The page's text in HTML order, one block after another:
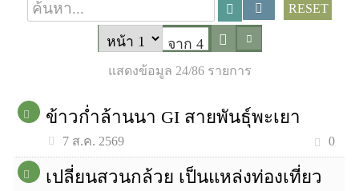
RESET
จาก 4
แสดงข้อมูล 24/86 รายการ
ข้าวก่ำล้านนา GI สายพันธุ์พะเยา
7 ส.ค. 2569 0
เปลี่ยนสวนกล้วย เป็นแหล่งท่องเที่ยว